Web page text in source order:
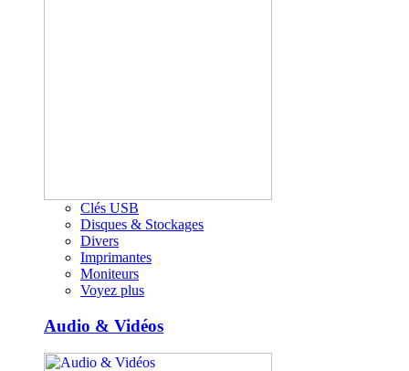
Clés USB
Disques & Stockages
Divers
Imprimantes
Moniteurs
Voyez plus
Audio & Vidéos